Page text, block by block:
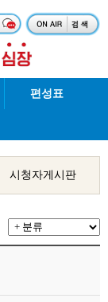
편성표
시청자게시판